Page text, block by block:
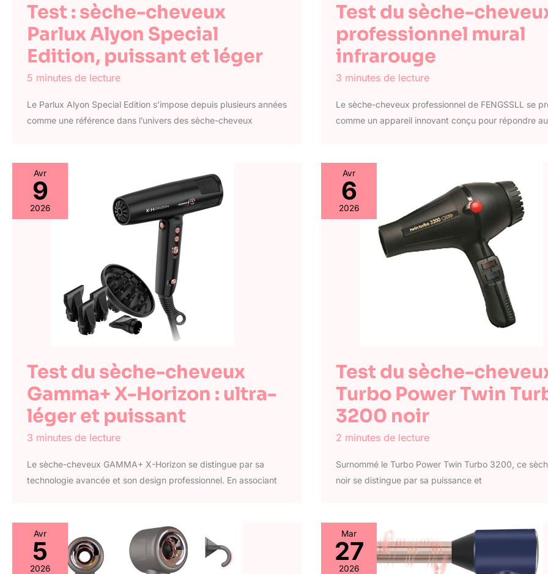
Test : sèche-cheveux
Parlux Alyon Special
Edition, puissant et léger
5 minutes de lecture
Le Parlux Alyon Special Edition s’impose depuis plusieurs années
comme une référence dans l’univers des sèche-cheveux
Test du sèche-
professionnel mural
infrarouge
3 minutes de lecture
Le sèche-cheveux professionnel de FENGSSLL se
comme un appareil innovant conçu pour répondre
Avr
9
2026
Test du sèche-cheveux
Gamma+ X-Horizon : ultra-
léger et puissant
3 minutes de lecture
Le sèche-cheveux GAMMA+ X-Horizon se distingue par sa
technologie avancée et son design professionnel. En associant
Avr
6
2026
Test du sèche-
Turbo Power Twin
3200 noir
2 minutes de lecture
Surnommé le Turbo Power Twin Turbo 3200, ce
noir se distingue par sa puissance et
Avr
5
2026
Mar
27
2026